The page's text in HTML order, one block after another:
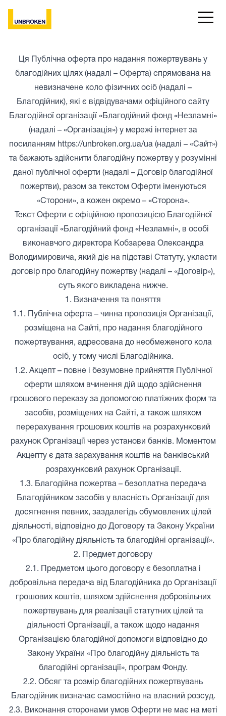
Ця Публічна оферта про надання пожертвувань у
благодійних цілях (надалі – Оферта) спрямована на
невизначене коло фізичних осіб (надалі –
Благодійник), які є відвідувачами офіційного сайту
Благодійної організації «Благодійний фонд «Незламні»
(надалі – «Організація») у мережі інтернет за
посиланням https://unbroken.org.ua/ua (надалі – «Сайт»)
та бажають здійснити благодійну пожертву у розумінні
даної публічної оферти (надалі – Договір благодійної
пожертви), разом за текстом Оферти іменуються
«Сторони», а кожен окремо – «Сторона».
Текст Оферти є офіційною пропозицією Благодійної
організації «Благодійний фонд «Незламні», в особі
виконавчого директора Кобзарева Олександра
Володимировича, який діє на підставі Статуту, укласти
договір про благодійну пожертву (надалі – «Договір»),
суть якого викладена нижче.
1. Визначення та поняття
1.1. Публічна оферта – чинна пропозиція Організації,
розміщена на Сайті, про надання благодійного
пожертвування, адресована до необмеженого кола
осіб, у тому числі Благодійника.
1.2. Акцепт – повне і безумовне прийняття Публічної
оферти шляхом вчинення дій щодо здійснення
грошового переказу за допомогою платіжних форм та
засобів, розміщених на Сайті, а також шляхом
перерахування грошових коштів на розрахунковий
рахунок Організації через установи банків. Моментом
Акцепту є дата зарахування коштів на банківський
розрахунковий рахунок Організації.
1.3. Благодійна пожертва – безоплатна передача
Благодійником засобів у власність Організації для
досягнення певних, заздалегідь обумовлених цілей
діяльності, відповідно до Договору та Закону України
«Про благодійну діяльність та благодійні організації».
2. Предмет договору
2.1. Предметом цього договору є безоплатна і
добровільна передача від Благодійника до Організації
грошових коштів, шляхом здійснення добровільних
пожертвувань для реалізації статутних цілей та
діяльності Організації, а також щодо надання
Організацією благодійної допомоги відповідно до
Закону України «Про благодійну діяльність та
благодійні організації», програм Фонду.
2.2. Обсяг та розмір благодійних пожертвувань
Благодійник визначає самостійно на власний розсуд.
2.3. Виконання сторонами умов Оферти не має на меті